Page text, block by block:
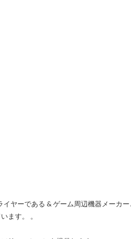
ヤーである & ゲーム周辺機器メー